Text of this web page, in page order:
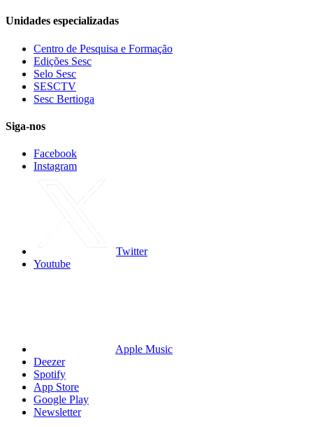
Unidades especializadas
Centro de Pesquisa e Formação
Edições Sesc
Selo Sesc
SESCTV
Sesc Bertioga
Siga-nos
Facebook
Instagram
Twitter
Youtube
Apple Music
Deezer
Spotify
App Store
Google Play
Newsletter